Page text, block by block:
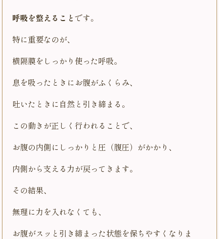
呼吸を整えること です。
特に重要なのが、
横隔膜をしっかり使った呼吸。
息を吸ったときにお腹がふくらみ、
吐いたときに自然と引き締まる。
この動きが正しく行われることで、
お腹の内側にしっかりと圧（腹圧）がかかり、
内側から支える力が戻ってきます。
その結果、
無理に力を入れなくても、
お腹がスッと引き締まった状態を保ちやすくなりま